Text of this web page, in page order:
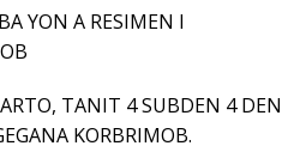
YON A RESIMEN I
TANIT 4 SUBDEN 4 DEN
KORBRIMOB.